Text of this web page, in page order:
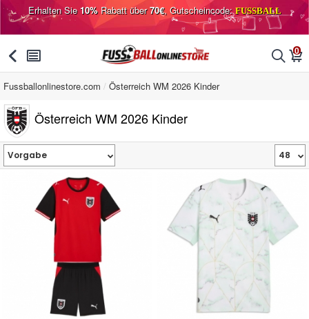
Erhalten Sie10%Rabatt über70€, Gutscheincode:FUSSBALL
󰅯 󰂩 󰂨 0
󰃦
Fussballonlinestore.com Österreich WM 2026 Kinder
Österreich WM 2026 Kinder